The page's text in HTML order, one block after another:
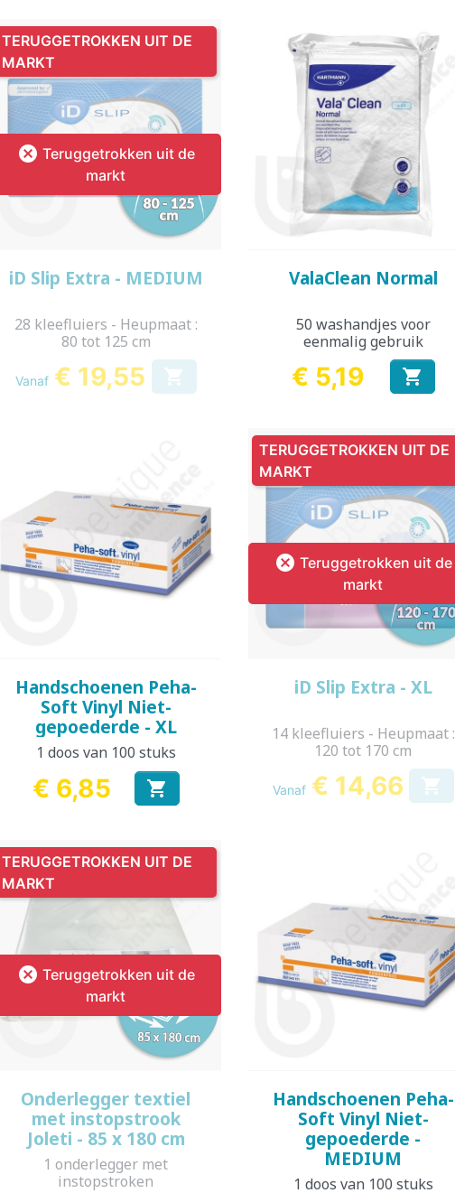
 Teruggetrokken uit de
markt
iD Slip Extra - MEDIUM
28 kleefluiers - Heupmaat :
80 tot 125 cm
Vanaf € 19,55 
TERUGGETROKKEN UIT DE
MARKT
Snel bekijken
ValaClean Normal
50 washandjes voor
eenmalig gebruik
Prijs
€ 5,19 
Snel bekijken
Handschoenen Peha-
Soft Vinyl Niet-
gepoederde - XL
1 doos van 100 stuks
Prijs
€ 6,85 
 Teruggetrokken uit de
markt
Snel bekijken
iD Slip Extra - XL
14 kleefluiers - Heupmaat :
120 tot 170 cm
Vanaf € 14,66 
TERUGGETROKKEN UIT DE
MARKT
 Teruggetrokken uit de
markt
Snel bekijken
Onderlegger textiel
met instopstrook
Joleti - 85 x 180 cm
1 onderlegger met
instopstroken
TERUGGETROKKEN UIT DE
MARKT
Snel bekijken
Handschoenen Peha-
Soft Vinyl Niet-
gepoederde -
MEDIUM
1 doos van 100 stuks